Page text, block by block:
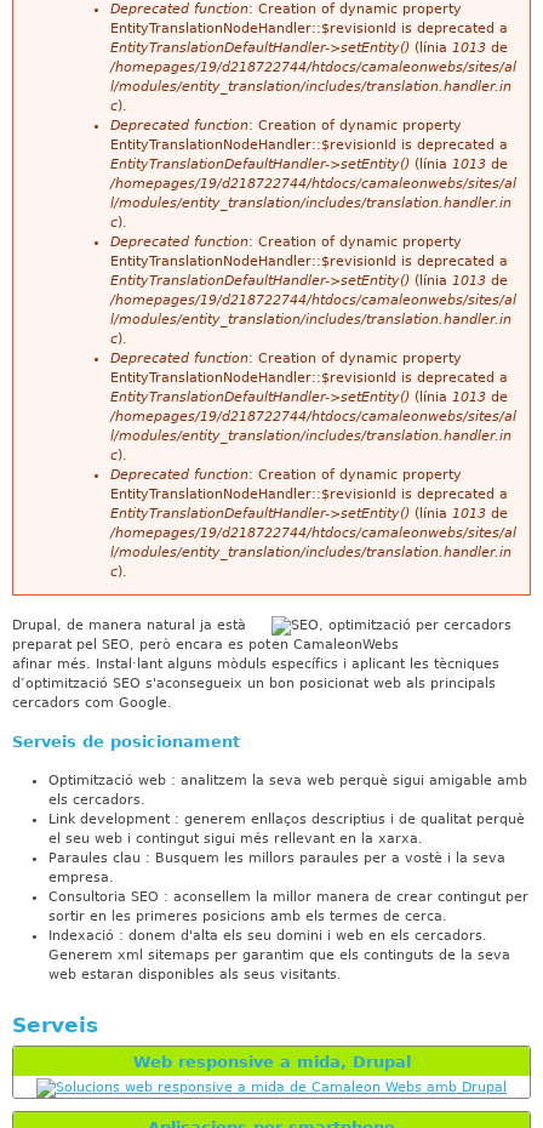
Deprecated function: Creation of dynamic property
EntityTranslationNodeHandler::$revisionId is deprecated a
EntityTranslationDefaultHandler->setEntity() (línia 1013 de
/homepages/19/d218722744/htdocs/camaleonwebs/sites/al
l/modules/entity_translation/includes/translation.handler.in
c).
Deprecated function: Creation of dynamic property
EntityTranslationNodeHandler::$revisionId is deprecated a
EntityTranslationDefaultHandler->setEntity() (línia 1013 de
/homepages/19/d218722744/htdocs/camaleonwebs/sites/al
l/modules/entity_translation/includes/translation.handler.in
c).
Deprecated function: Creation of dynamic property
EntityTranslationNodeHandler::$revisionId is deprecated a
EntityTranslationDefaultHandler->setEntity() (línia 1013 de
/homepages/19/d218722744/htdocs/camaleonwebs/sites/al
l/modules/entity_translation/includes/translation.handler.in
c).
Deprecated function: Creation of dynamic property
EntityTranslationNodeHandler::$revisionId is deprecated a
EntityTranslationDefaultHandler->setEntity() (línia 1013 de
/homepages/19/d218722744/htdocs/camaleonwebs/sites/al
l/modules/entity_translation/includes/translation.handler.in
c).
Deprecated function: Creation of dynamic property
EntityTranslationNodeHandler::$revisionId is deprecated a
EntityTranslationDefaultHandler->setEntity() (línia 1013 de
/homepages/19/d218722744/htdocs/camaleonwebs/sites/al
l/modules/entity_translation/includes/translation.handler.in
c).
Drupal, de manera natural ja està
preparat pel SEO, però encara es pot
afinar més. Instal·lant alguns mòduls específics i aplicant les tècniques
d’optimització SEO s'aconsegueix un bon posicionat web als principals
cercadors com Google.
Serveis de posicionament
Optimització web : analitzem la seva web perquè sigui amigable amb
els cercadors.
Link development : generem enllaços descriptius i de qualitat perquè
el seu web i contingut sigui més rellevant en la xarxa.
Paraules clau : Busquem les millors paraules per a vostè i la seva
empresa.
Consultoria SEO : aconsellem la millor manera de crear contingut per
sortir en les primeres posicions amb els termes de cerca.
Indexació : donem d'alta els seu domini i web en els cercadors.
Generem xml sitemaps per garantim que els continguts de la seva
web estaran disponibles als seus visitants.
Serveis
Web responsive a mida, Drupal